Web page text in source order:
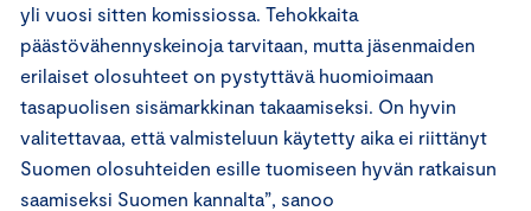
yli vuosi sitten komissiossa. Tehokkaita
päästövähennyskeinoja tarvitaan, mutta jäsenmaiden
erilaiset olosuhteet on pystyttävä huomioimaan
tasapuolisen sisämarkkinan takaamiseksi. On hyvin
valitettavaa, että valmisteluun käytetty aika ei riittänyt
Suomen olosuhteiden esille tuomiseen hyvän ratkaisun
saamiseksi Suomen kannalta”, sanoo